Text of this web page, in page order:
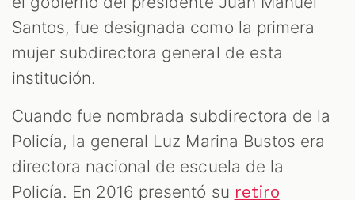
Santos, fue designada como la primera
mujer subdirectora general de esta
institución.
Cuando fue nombrada subdirectora de la
Policía, la general Luz Marina Bustos era
directora nacional de escuela de la
Policía. En 2016 presentó su retiro